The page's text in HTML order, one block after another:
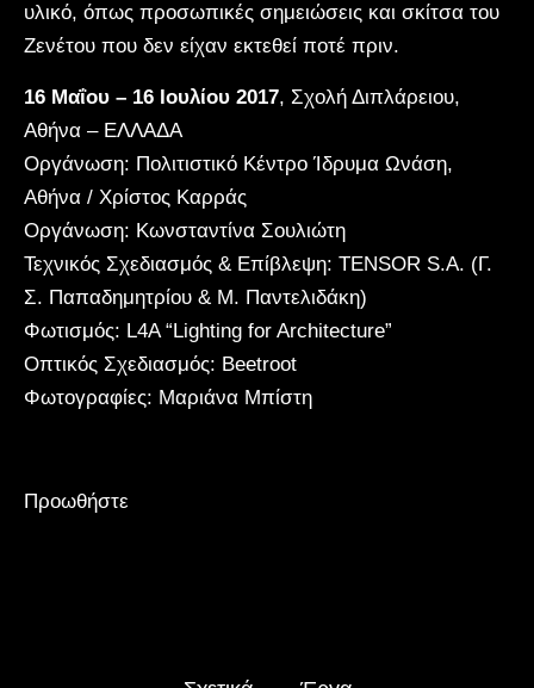
υλικό, όπως προσωπικές σημειώσεις και σκίτσα του
Ζενέτου που δεν είχαν εκτεθεί ποτέ πριν.
16 Μαΐου – 16 Ιουλίου 2017, Σχολή Διπλάρειου,
Αθήνα – ΕΛΛΑΔΑ
Οργάνωση: Πολιτιστικό Κέντρο Ίδρυμα Ωνάση,
Αθήνα / Χρίστος Καρράς
Οργάνωση: Κωνσταντίνα Σουλιώτη
Τεχνικός Σχεδιασμός & Επίβλεψη: TENSOR S.A. (Γ.
Σ. Παπαδημητρίου & Μ. Παντελιδάκη)
Φωτισμός: L4A “Lighting for Architecture”
Οπτικός Σχεδιασμός: Beetroot
Φωτογραφίες: Μαριάνα Μπίστη
Προωθήστε